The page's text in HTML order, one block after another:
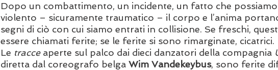
Dopo un combattimento, un incidente, un fatto che
violento – sicuramente traumatico – il corpo e l’anima
segni di ciò con cui siamo entrati in collisione. Se freschi,
essere chiamati ferite; se le ferite si sono rimarginate, cicatrici.
Le tracce aperte sul palco dai dieci danzatori della compagnia
diretta dal coreografo belga Wim Vandekeybus, sono ferite